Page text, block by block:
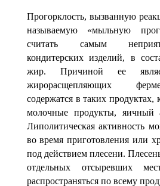
Прогорклость, вызванную
называемую «мыльную
считать самым
кондитерских изделий, в
жир. Причиной ее
жирорасщепляющих
содержатся в таких продуктах,
молоч­ные продукты, яичный
Липолитическая активность
во время приготовления или
под действием плесени.
отдельных отсыревших
распростра­няться по всему